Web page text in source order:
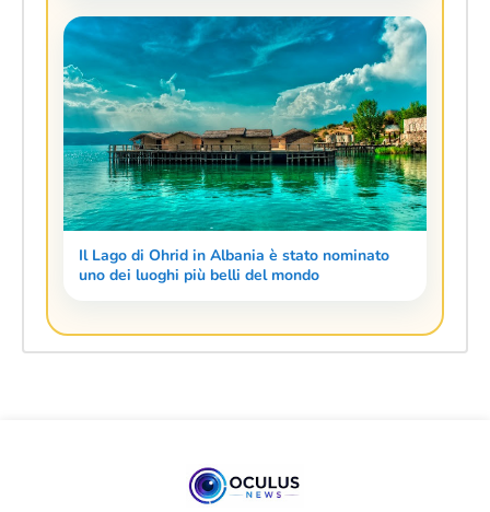
Il Lago di Ohrid in Albania è stato nominato
uno dei luoghi più belli del mondo